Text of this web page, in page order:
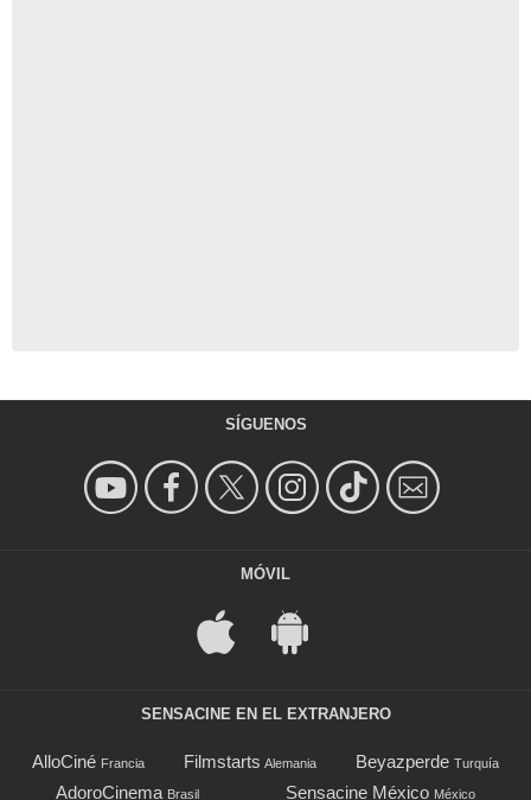
SÍGUENOS
MÓVIL
SENSACINE EN EL EXTRANJERO
AlloCiné Francia Filmstarts Alemania Beyazperde Turquía
AdoroCinema Brasil Sensacine México México